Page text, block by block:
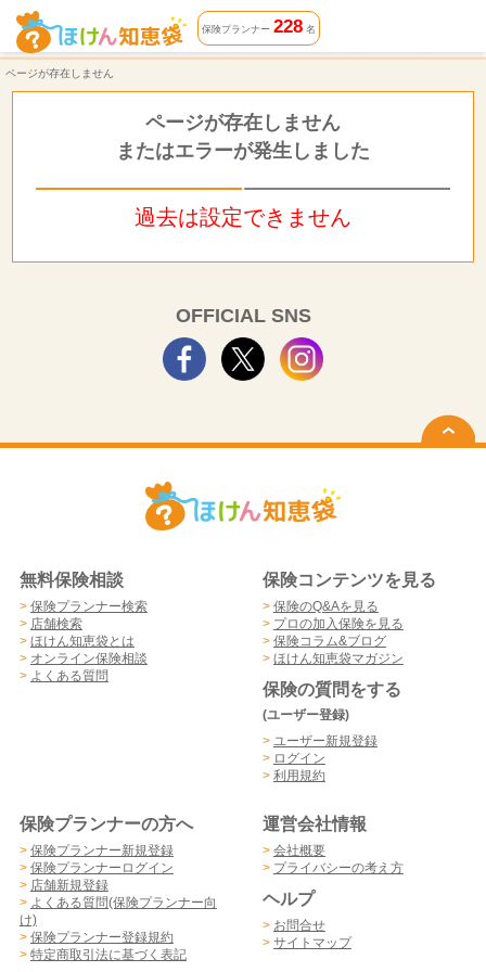
ページが存在しません | ほけん知恵袋
保険プランナー 228名
ページが存在しません
ページが存在しません
またはエラーが発生しました
過去は設定できません
OFFICIAL SNS
無料保険相談
> 保険プランナー検索
> 店舗検索
> ほけん知恵袋とは
> オンライン保険相談
> よくある質問
保険コンテンツを見る
> 保険のQ&Aを見る
> プロの加入保険を見る
> 保険コラム&ブログ
> ほけん知恵袋マガジン
保険の質問をする
(ユーザー登録)
> ユーザー新規登録
> ログイン
> 利用規約
保険プランナーの方へ
> 保険プランナー新規登録
> 保険プランナーログイン
> 店舗新規登録
> よくある質問(保険プランナー向
け)
> 保険プランナー登録規約
> 特定商取引法に基づく表記
運営会社情報
> 会社概要
> プライバシーの考え方
ヘルプ
> お問合せ
> サイトマップ